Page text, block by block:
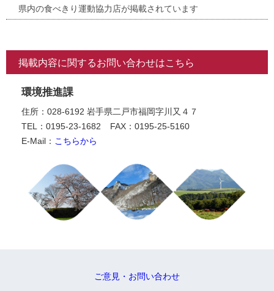
県内の食べきり運動協力店が掲載されています
掲載内容に関するお問い合わせはこちら
環境推進課
住所：028-6192 岩手県二戸市福岡字川又４７
TEL：0195-23-1682
FAX：0195-25-5160
E-Mail： こちらから
ご意見・お問い合わせ